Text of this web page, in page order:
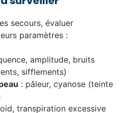
secours, évaluer
paramètres :
amplitude, bruits
sifflements)
: pâleur, cyanose (teinte
transpiration excessive